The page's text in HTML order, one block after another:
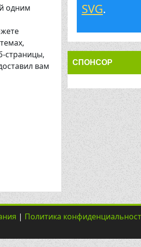
одним
страницы,
вам
SVG.
СПОНСОР
| Политика